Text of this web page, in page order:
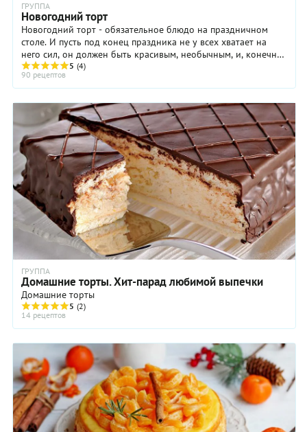
ГРУППА
Новогодний торт
Новогодний торт - обязательное блюдо на праздничном
столе. И пусть под конец праздника не у всех хватает на
него сил, он должен быть красивым, необычным, и, конечно
же, очень вкусным. Хорошо, если ...
5 (4)
90 рецептов
ГРУППА
Домашние торты. Хит-парад любимой выпечки
Домашние торты
5 (2)
14 рецептов